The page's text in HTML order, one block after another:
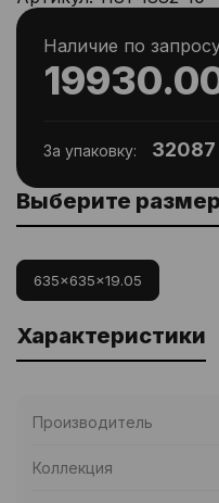
Наличие по
За упаковку:
Выберите размер
635x635x19.05
Характеристики
Производитель
Коллекция